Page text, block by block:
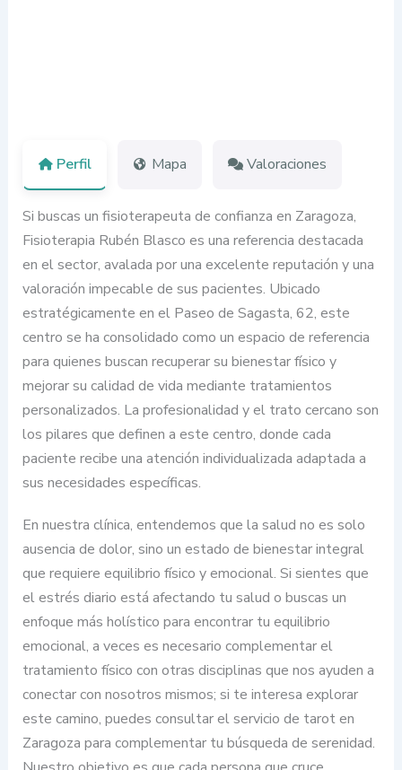
Perfil Mapa Valoraciones
Si buscas un fisioterapeuta de confianza en Zaragoza,
Fisioterapia Rubén Blasco es una referencia destacada
en el sector, avalada por una excelente reputación y una
valoración impecable de sus pacientes. Ubicado
estratégicamente en el Paseo de Sagasta, 62, este
centro se ha consolidado como un espacio de referencia
para quienes buscan recuperar su bienestar físico y
mejorar su calidad de vida mediante tratamientos
personalizados. La profesionalidad y el trato cercano son
los pilares que definen a este centro, donde cada
paciente recibe una atención individualizada adaptada a
sus necesidades específicas.
En nuestra clínica, entendemos que la salud no es solo
ausencia de dolor, sino un estado de bienestar integral
que requiere equilibrio físico y emocional. Si sientes que
el estrés diario está afectando tu salud o buscas un
enfoque más holístico para encontrar tu equilibrio
emocional, a veces es necesario complementar el
tratamiento físico con otras disciplinas que nos ayuden a
conectar con nosotros mismos; si te interesa explorar
este camino, puedes consultar el servicio de tarot en
Zaragoza para complementar tu búsqueda de serenidad.